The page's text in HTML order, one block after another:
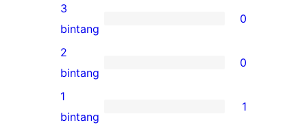
ulasan
4-
bintang
0
ulasan
3-
bintang
3
bintang
0
0
ulasan
2-
2
bintang
0
1
1
bintang
1